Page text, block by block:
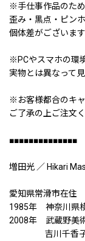
※手仕事作品のた
歪み・黒点・ピン
個体差がございま
※PCやスマホの環
実物とは異なって
※お客様都合のキ
ご了承の上ご注文く
■■■■■■■■■■■■■■
増田光 ／ Hikari
愛知県常滑市在住
1985年 神奈川県
2008年 武蔵野美
吉川千香子